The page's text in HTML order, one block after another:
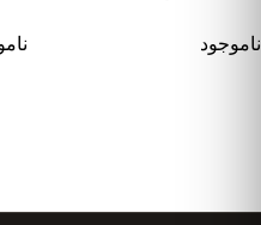
ناموجود